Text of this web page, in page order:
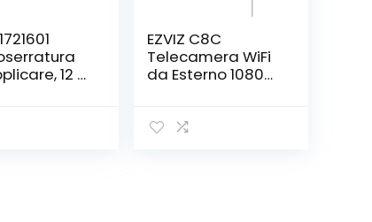
12 V,
EZVIZ C8C
Telecamera WiFi
da Esterno 1080p
di Sorveglianza,